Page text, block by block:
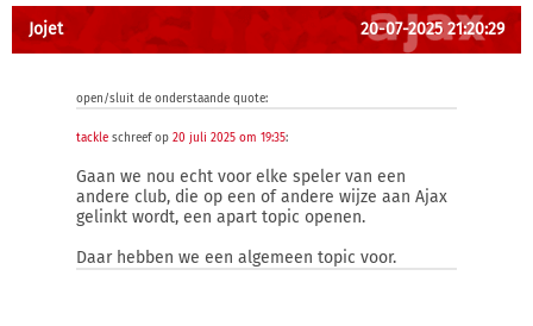
Jojet 20-07-2025 21:20:29
open/sluit de onderstaande quote:
tackle schreef op 20 juli 2025 om 19:35:
Gaan we nou echt voor elke speler van een
andere club, die op een of andere wijze aan Ajax
gelinkt wordt, een apart topic openen.
Daar hebben we een algemeen topic voor.